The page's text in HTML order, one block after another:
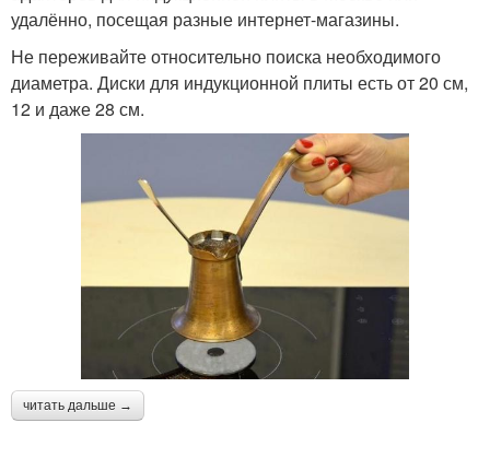
удалённо, посещая разные интернет-магазины.
Не переживайте относительно поиска необходимого
диаметра. Диски для индукционной плиты есть от 20 см,
12 и даже 28 см.
читать дальше →